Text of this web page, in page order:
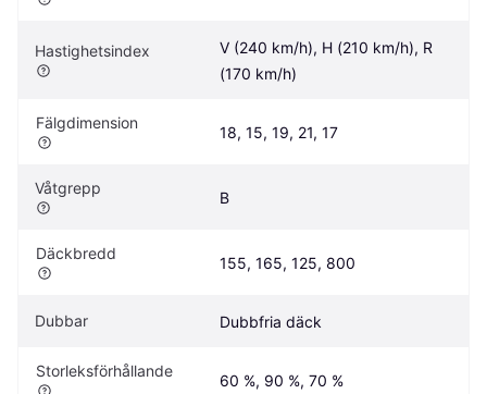
Hastighetsindex
V (240 km/h), H (210 km/h), R
(170 km/h)
Fälgdimension
18, 15, 19, 21, 17
Våtgrepp
B
Däckbredd
155, 165, 125, 800
Dubbar Dubbfria däck
Storleksförhållande
60 %, 90 %, 70 %